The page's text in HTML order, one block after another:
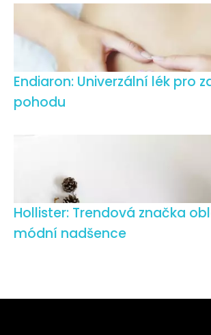
Endiaron: Univerzální lék pro
pohodu
Hollister: Trendová značka
módní nadšence